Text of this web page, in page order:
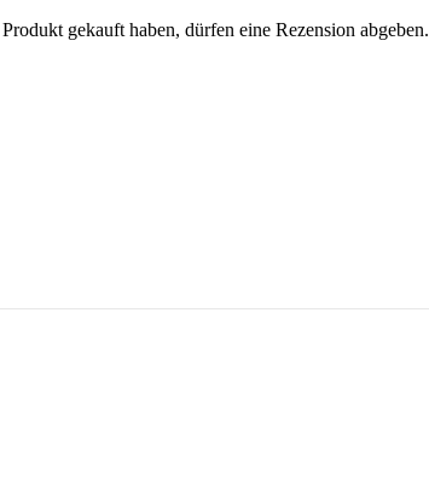
gekauft haben, dürfen eine Rezension abgeben.